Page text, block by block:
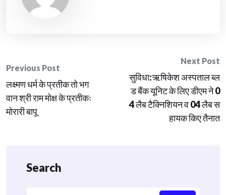
Post
navigation
Previous Post
लक्ष्मण धर्म के प्रतीक तो भग
वान श्री राम मोक्ष के प्रतीकः
मोरारी बापू
Next Post
सुविधा:ऋषिकेश अस्पताल ब्ल
ड बैंक यूनिट के लिए डीएम ने 0
4 लैब टैक्निशियन व 04 लैब स
हायक किए तैनात
Search